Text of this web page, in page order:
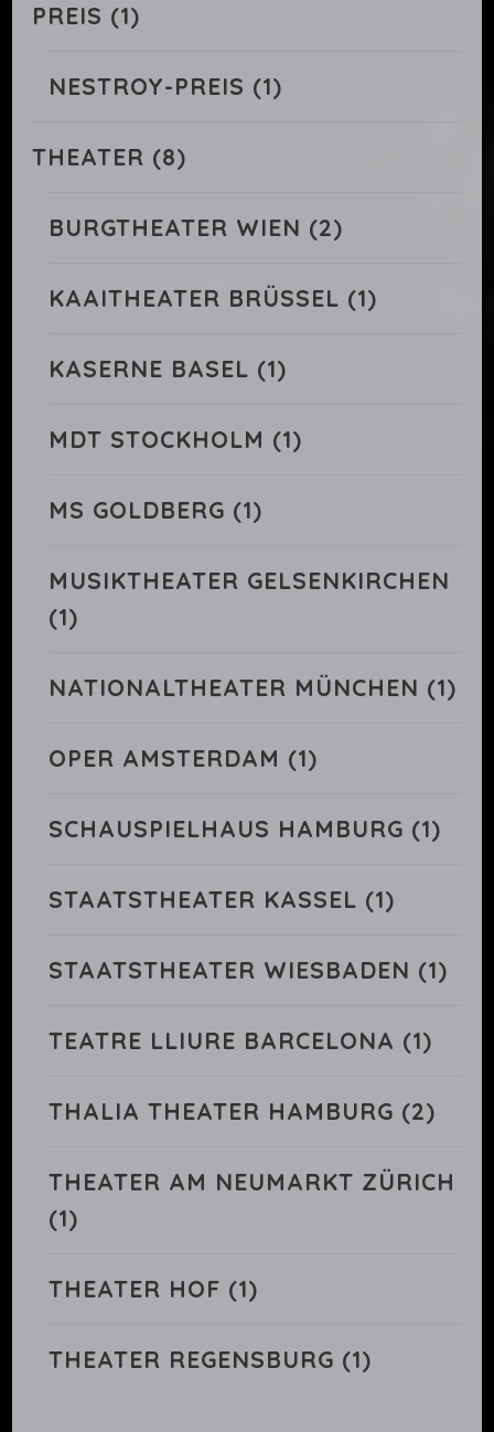
PREIS (1)
NESTROY-PREIS (1)
THEATER (8)
BURGTHEATER WIEN (2)
KAAITHEATER BRÜSSEL (1)
KASERNE BASEL (1)
MDT STOCKHOLM (1)
MS GOLDBERG (1)
MUSIKTHEATER GELSENKIRCHEN
(1)
NATIONALTHEATER MÜNCHEN (1)
OPER AMSTERDAM (1)
SCHAUSPIELHAUS HAMBURG (1)
STAATSTHEATER KASSEL (1)
STAATSTHEATER WIESBADEN (1)
TEATRE LLIURE BARCELONA (1)
THALIA THEATER HAMBURG (2)
THEATER AM NEUMARKT ZÜRICH
(1)
THEATER HOF (1)
THEATER REGENSBURG (1)